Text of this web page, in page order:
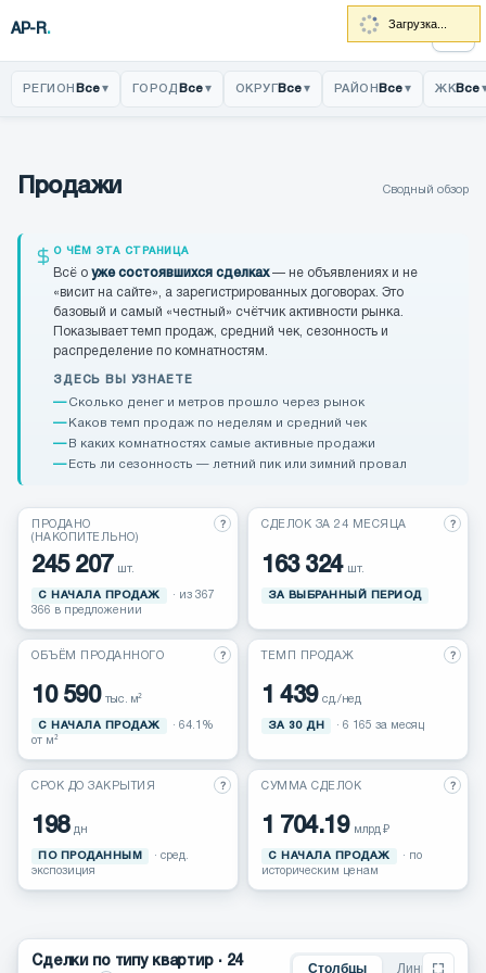
AP-R.
РЕГИОН Все ▾ ГОРОД Все ▾ ОКРУГ Все ▾ РАЙОН Все ▾ ЖК Все
Продажи
История цен
Фиктивные продажи
Темпы и остатки
Товарная матрица
Локация
Сравнение ЖК
Продажи Сводный обзор
О ЧЁМ ЭТА СТРАНИЦА
Всё о уже состоявшихся сделках— не объявлениях и не
«висит на сайте», а зарегистрированных договорах. Это
базовый и самый «честный» счётчик активности рынка.
Показывает темп продаж, средний чек, сезонность и
распределение по комнатностям.
ЗДЕСЬ ВЫ УЗНАЕТЕ
Сколько денег и метров прошло через рынок
Каков темп продаж по неделям и средний чек
В каких комнатностях самые активные продажи
Есть ли сезонность — летний пик или зимний провал
ПРОДАНО
(НАКОПИТЕЛЬНО)
?
245 207 шт.
С НАЧАЛА ПРОДАЖ
· из 367
366 в предложении
СДЕЛОК ЗА 24 МЕСЯЦА ?
163 324 шт.
ЗА ВЫБРАННЫЙ ПЕРИОД
ОБЪЁМ ПРОДАННОГО ?
10 590 тыс. м²
С НАЧАЛА ПРОДАЖ
· 64.1%
от м²
ТЕМП ПРОДАЖ ?
1 439 сд./нед
ЗА 30 ДН · 6 165 за месяц
СРОК ДО ЗАКРЫТИЯ ?
198 дн
ПО ПРОДАННЫМ
· сред.
экспозиция
СУММА СДЕЛОК ?
1 704.19 млрд ₽
С НАЧАЛА ПРОДАЖ
· по
историческим ценам
Сделки по типу квартир · 24
Столбцы Линии
Загрузка...